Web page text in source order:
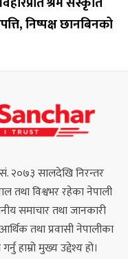
निष्पक्ष छानबिनको
२०७३ सालदेखि निरन्तर
तथा विश्वभर रहेका नेपाली
समाचार तथा जानकारी
तथा प्रवासी नेपालीका
हाम्रो मुख्य उद्देश्य हो।